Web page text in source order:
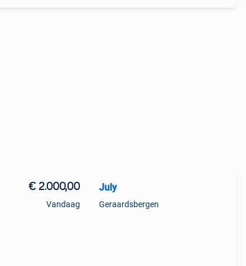
€ 2.000,00
Vandaag
July
Geraardsbergen